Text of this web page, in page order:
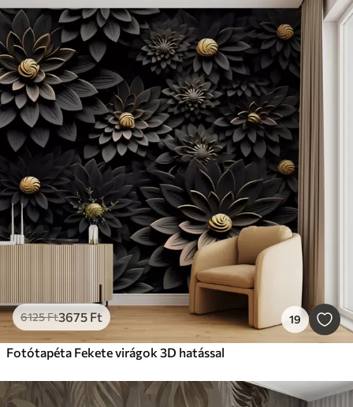
6125Ft3675 Ft 19
Fotótapéta Fekete virágok 3D hatással